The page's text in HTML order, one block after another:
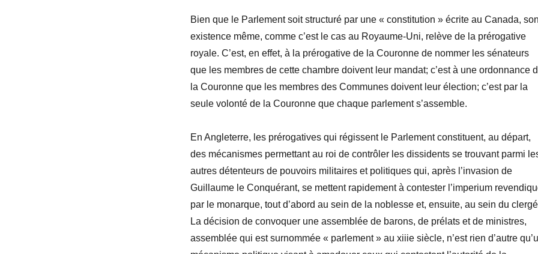
Bien que le Parlement soit structuré par une « constitution » écrite au Canada, son
existence même, comme c’est le cas au Royaume-Uni, relève de la prérogative
royale. C’est, en effet, à la prérogative de la Couronne de nommer les sénateurs
que les membres de cette chambre doivent leur mandat; c’est à une ordonnance
la Couronne que les membres des Communes doivent leur élection; c’est par la
seule volonté de la Couronne que chaque parlement s’assemble.
En Angleterre, les prérogatives qui régissent le Parlement constituent, au départ,
des mécanismes permettant au roi de contrôler les dissidents se trouvant parmi
autres détenteurs de pouvoirs militaires et politiques qui, après l’invasion de
Guillaume le Conquérant, se mettent rapidement à contester l’imperium
par le monarque, tout d’abord au sein de la noblesse et, ensuite, au sein du
La décision de convoquer une assemblée de barons, de prélats et de ministres,
assemblée qui est surnommée « parlement » au xiiie siècle, n’est rien d’autre